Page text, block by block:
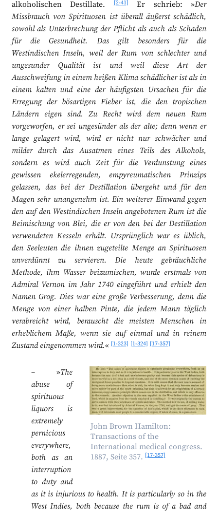
alkoholischen Destillate.[2-41] Er schrieb: »Der
Missbrauch von Spirituosen ist überall äußerst schädlich,
sowohl als Unterbrechung der Pflicht als auch als Schaden
für die Gesundheit. Das gilt besonders für die
Westindischen Inseln, weil der Rum von schlechter und
ungesunder Qualität ist und weil diese Art der
Ausschweifung in einem heißen Klima schädlicher ist als in
einem kalten und eine der häufigsten Ursachen für die
Erregung der bösartigen Fieber ist, die den tropischen
Ländern eigen sind. Zu Recht wird dem neuen Rum
vorgeworfen, er sei ungesünder als der alte; denn wenn er
lange gelagert wird, wird er nicht nur schwächer und
milder durch das Ausatmen eines Teils des Alkohols,
sondern es wird auch Zeit für die Verdunstung eines
gewissen ekelerregenden, empyreumatischen Prinzips
gelassen, das bei der Destillation übergeht und für den
Magen sehr unangenehm ist. Ein weiterer Einwand gegen
den auf den Westindischen Inseln angebotenen Rum ist die
Beimischung von Blei, die er von den bei der Destillation
verwendeten Kesseln erhält. Ursprünglich war es üblich,
den Seeleuten die ihnen zugeteilte Menge an Spirituosen
unverdünnt zu servieren. Die heute gebräuchliche
Methode, ihm Wasser beizumischen, wurde erstmals von
Admiral Vernon im Jahr 1740 eingeführt und erhielt den
Namen Grog. Dies war eine große Verbesserung, denn die
Menge von einer halben Pinte, die jedem Mann täglich
verabreicht wird, berauscht die meisten Menschen in
erheblichem Maße, wenn sie auf einmal und in reinem
Zustand eingenommen wird.«[1-323] [1-324] [17-357]
John Brown Hamilton:
Transactions of the
International medical congress.
1887, Seite 357. [17-357]
– »The
abuse of
spirituous
liquors is
extremely
pernicious
everywhere,
both as an
interruption
to duty and
as it is injurious to health. It is particularly so in the
West Indies, both because the rum is of a bad and